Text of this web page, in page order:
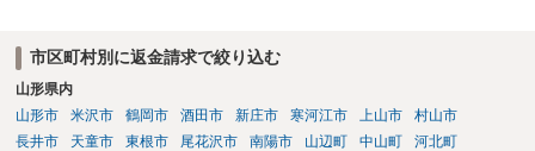
市区町村別に返金請求で絞り込む
山形県内
山形市
米沢市 鶴岡市 酒田市 新庄市 寒河江市 上山市
村山市
長井市
天童市 東根市 尾花沢市 南陽市 山辺町 中山町
河北町